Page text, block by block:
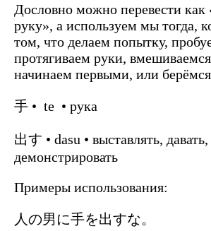
Дословно можно перевести как
руку», а используем мы тогда,
том, что делаем попытку,
протягиваем руки,
начинаем первыми, или
手 • te • рука
出す • dasu • выставлять, давать,
демонстрировать
Примеры использования:
人の男に手を出すな。